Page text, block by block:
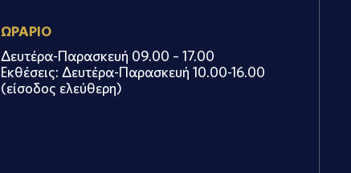
ΩΡΑΡΙΟ
Δευτέρα-Παρασκευή 09.00 – 17.00
Εκθέσεις: Δευτέρα-Παρασκευή 10.00-16.00
(είσοδος ελεύθερη)